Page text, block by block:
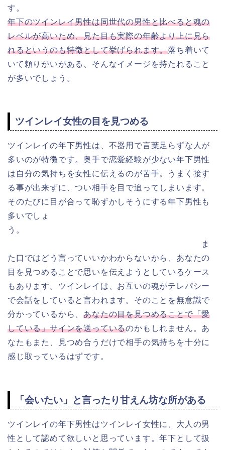
す。
年下のツインレイ男性は同世代の男性と比べると魂の
レベルが高いため、見た目も実際の年齢より上に見ら
れるというのも特徴として挙げられます。落ち着いて
いて頼りがいがある、そんなイメージを持たれること
が多いでしょう。
ツインレイ女性の目を見つめる
ツインレイの年下男性は、不器用で言葉足らずな人が
多いのが特徴です。奥手で恋愛経験が少ない年下男性
は自分の気持ちを女性に伝えるのが苦手。うまく接す
る事が出来ずに、つい相手を目で追ってしまいます。
そのたびに目が合って恥ずかしそうにする年下男性も
多いでしょ
う。
ま
た口ではどう言っていいかわからないから、あなたの
目を見つめることで思いを伝えようとしているケース
もあります。ツインレイは、お互いの魂がテレパシー
で会話をしていると言われます。そのことを無意識で
分かっているから、あなたの目を見つめることで「愛
している」サインを送っているのかもしれません。あ
なたもまた、見つめ合うだけで相手の気持ちを十分に
感じ取っているはずです。
「会いたい」と言ったり甘えん坊な所がある
ツインレイの年下男性はツインレイ女性に、大人の男
性として認めて欲しいと思っています。年下として扱